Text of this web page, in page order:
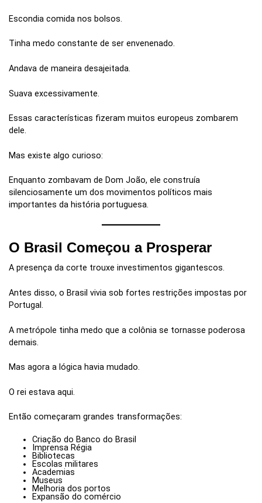
Escondia comida nos bolsos.
Tinha medo constante de ser envenenado.
Andava de maneira desajeitada.
Suava excessivamente.
Essas características fizeram muitos europeus zombarem
dele.
Mas existe algo curioso:
Enquanto zombavam de Dom João, ele construía
silenciosamente um dos movimentos políticos mais
importantes da história portuguesa.
O Brasil Começou a Prosperar
A presença da corte trouxe investimentos gigantescos.
Antes disso, o Brasil vivia sob fortes restrições impostas por
Portugal.
A metrópole tinha medo que a colônia se tornasse poderosa
demais.
Mas agora a lógica havia mudado.
O rei estava aqui.
Então começaram grandes transformações:
Criação do Banco do Brasil
Imprensa Régia
Bibliotecas
Escolas militares
Academias
Museus
Melhoria dos portos
Expansão do comércio